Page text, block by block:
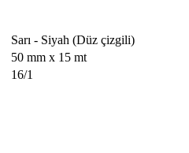
Sarı - Siyah (Düz çizgili)
50 mm x 15 mt
16/1